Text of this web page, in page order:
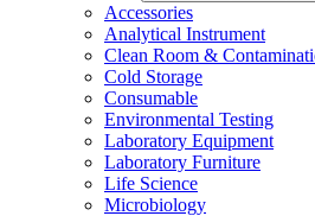
Accessories
Analytical Instrument
Clean Room &
Cold Storage
Consumable
Environmental Testing
Laboratory Equipment
Laboratory Furniture
Life Science
Microbiology